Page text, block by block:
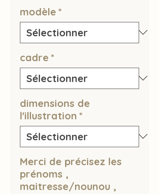
modèle *
cadre *
dimensions de
l'illustration *
Merci de précisez les
prénoms ,
maitresse/nounou ,